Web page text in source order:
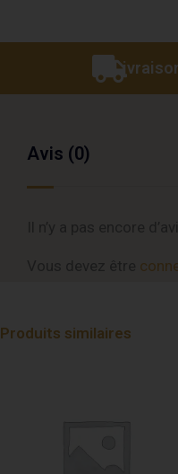
Avis (0)
Produits similaires